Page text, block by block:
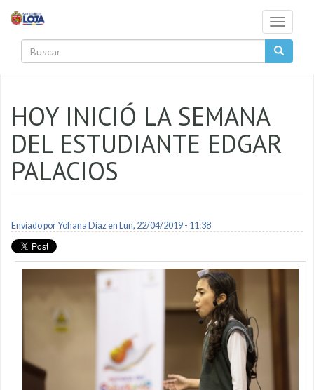
Toggle
HOY INICIÓ LA SEMANA
DEL ESTUDIANTE EDGAR
PALACIOS
Enviado porYohana Diazen Lun, 22/04/2019 - 11:38